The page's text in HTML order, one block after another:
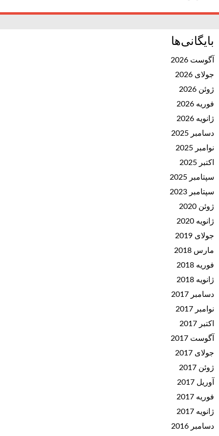
بایگانی‌ها
آگوست 2026
جولای 2026
ژوئن 2026
فوریه 2026
ژانویه 2026
دسامبر 2025
نوامبر 2025
اکتبر 2025
سپتامبر 2025
سپتامبر 2023
ژوئن 2020
ژانویه 2020
جولای 2019
مارس 2018
فوریه 2018
ژانویه 2018
دسامبر 2017
نوامبر 2017
اکتبر 2017
آگوست 2017
جولای 2017
ژوئن 2017
آوریل 2017
فوریه 2017
ژانویه 2017
دسامبر 2016